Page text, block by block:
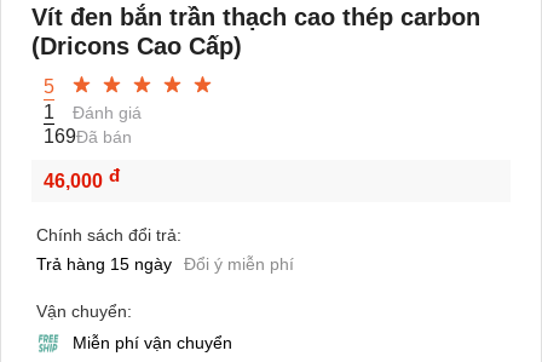
Vít đen bắn trần thạch cao thép carbon
(Dricons Cao Cấp)
5
1
Đánh giá
169Đã bán
46,000 đ
Chính sách đổi trả:
Trả hàng 15 ngày
Đổi ý miễn phí
Vận chuyển:
Miễn phí vận chuyển